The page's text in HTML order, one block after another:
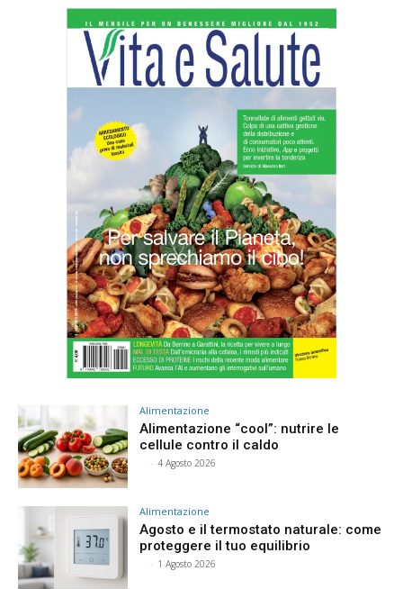
Alimentazione
Alimentazione “cool”: nutrire le
cellule contro il caldo
- 4 Agosto 2026
Alimentazione
Agosto e il termostato naturale: come
proteggere il tuo equilibrio
- 1 Agosto 2026